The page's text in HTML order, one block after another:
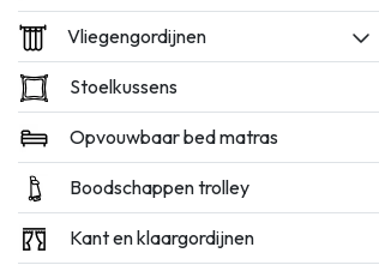
Vliegengordijnen
Stoelkussens
Opvouwbaar bed matras
Boodschappen trolley
Kant en klaargordijnen